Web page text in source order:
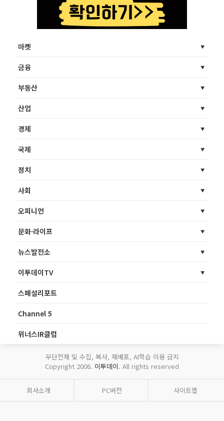
마켓
금융
부동산
산업
경제
국제
정치
사회
오피니언
문화·라이프
뉴스발전소
이투데이TV
스페셜리포트
Channel 5
위너스IR클럽
무단전재 및 수집, 복사, 재배포, AI학습 이용 금지
Copyright 2006. 이투데이. All rights reserved
회사소개 PC버전 사이트맵